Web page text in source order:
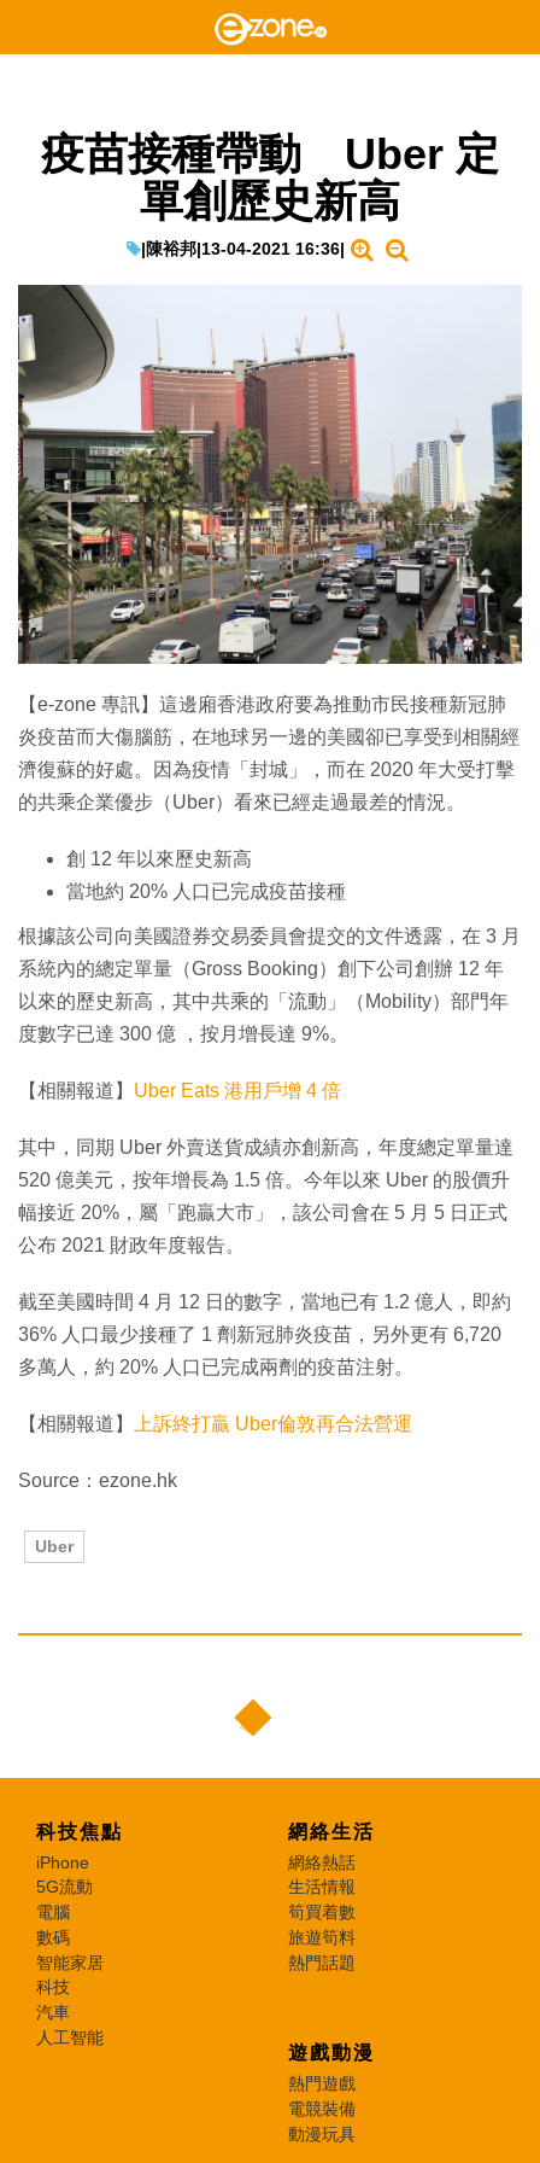
疫苗接種帶動 Uber 定
單創歷史新高
|陳裕邦|13-04-2021 16:36|
【e-zone 專訊】這邊廂香港政府要為推動市民接種新冠肺
炎疫苗而大傷腦筋，在地球另一邊的美國卻已享受到相關經
濟復蘇的好處。因為疫情「封城」，而在 2020 年大受打擊
的共乘企業優步（Uber）看來已經走過最差的情況。
創 12 年以來歷史新高
當地約 20% 人口已完成疫苗接種
根據該公司向美國證券交易委員會提交的文件透露，在 3 月
系統內的總定單量（Gross Booking）創下公司創辦 12 年
以來的歷史新高，其中共乘的「流動」（Mobility）部門年
度數字已達 300 億 ，按月增長達 9%。
【相關報道】 Uber Eats 港用戶增 4 倍
其中，同期 Uber 外賣送貨成績亦創新高，年度總定單量達
520 億美元，按年增長為 1.5 倍。今年以來 Uber 的股價升
幅接近 20%，屬「跑贏大市」，該公司會在 5 月 5 日正式
公布 2021 財政年度報告。
截至美國時間 4 月 12 日的數字，當地已有 1.2 億人，即約
36% 人口最少接種了 1 劑新冠肺炎疫苗，另外更有 6,720
多萬人，約 20% 人口已完成兩劑的疫苗注射。
【相關報道】 上訴終打贏 Uber倫敦再合法營運
Source：ezone.hk
Uber
科技焦點
iPhone
5G流動
電腦
數碼
智能家居
科技
汽車
人工智能
網絡生活
網絡熱話
生活情報
筍買着數
旅遊筍料
熱門話題
遊戲動漫
熱門遊戲
電競裝備
動漫玩具